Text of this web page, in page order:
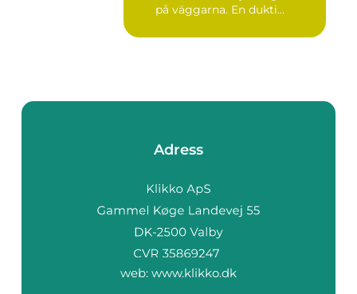
på väggarna. En dukti...
Adress
web: www.klikko.dk